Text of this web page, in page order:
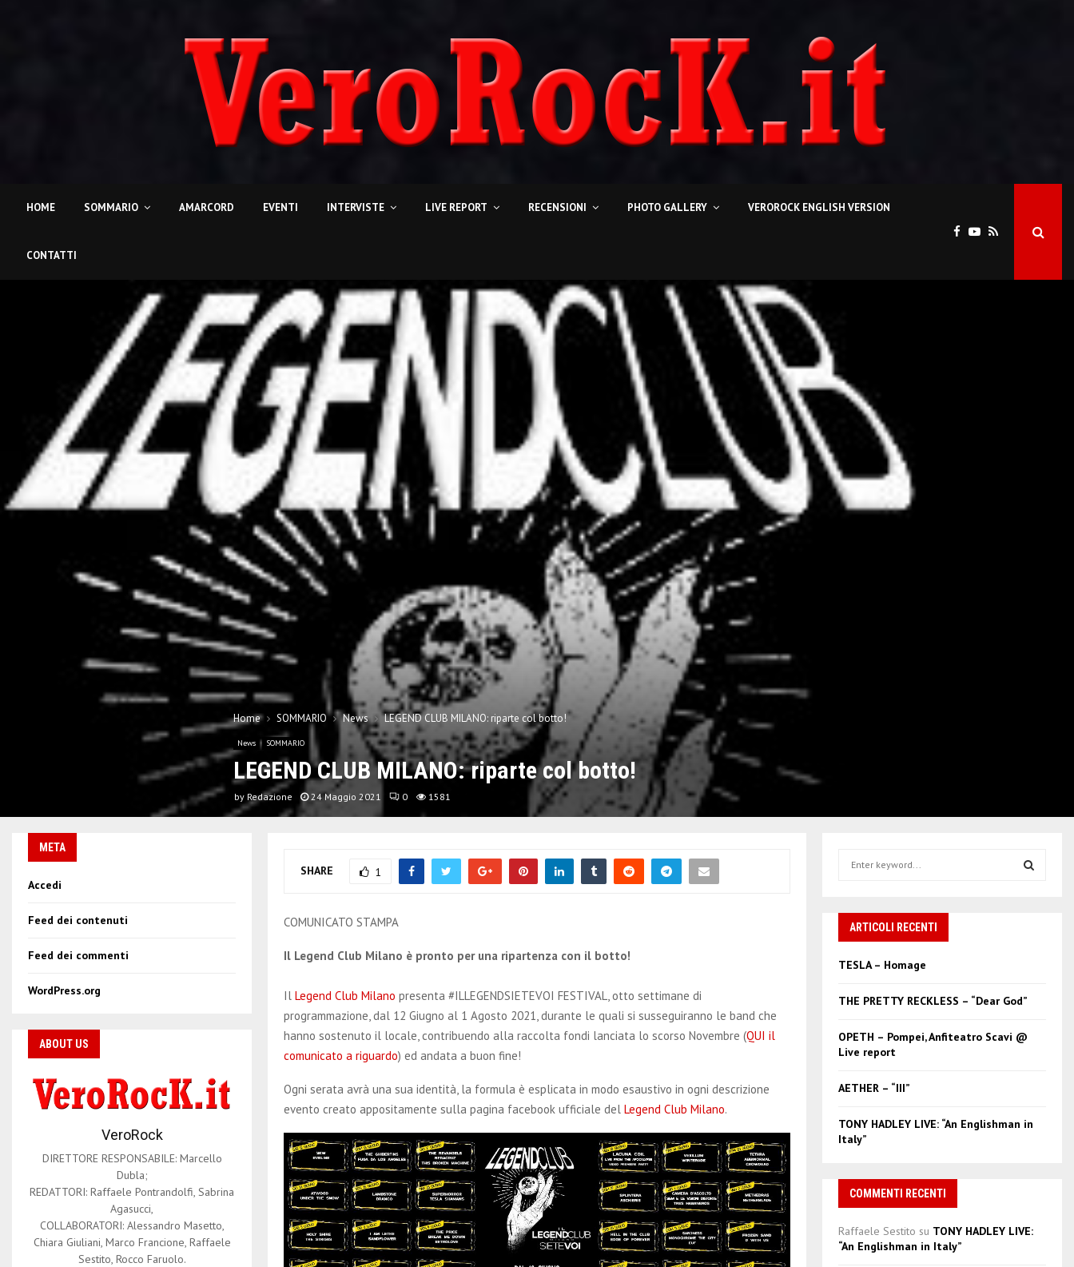
HOME SOMMARIO AMARCORD EVENTI INTERVISTE LIVE REPORT RECENSIONI PHOTO GALLERY VEROROCK ENGLISH VERSION
CONTATTI
Home SOMMARIO News LEGEND CLUB MILANO: riparte col botto!
News SOMMARIO
LEGEND CLUB MILANO: riparte col botto!
by Redazione 24 Maggio 2021 0 1581
SHARE 1
COMUNICATO STAMPA
Il Legend Club Milano è pronto per una ripartenza con il botto!
Il Legend Club Milano presenta #ILLEGENDSIETEVOI FESTIVAL, otto settimane di
programmazione, dal 12 Giugno al 1 Agosto 2021, durante le quali si susseguiranno le band che
hanno sostenuto il locale, contribuendo alla raccolta fondi lanciata lo scorso Novembre (QUI il
comunicato a riguardo) ed andata a buon fine!
Ogni serata avrà una sua identità, la formula è esplicata in modo esaustivo in ogni descrizione
evento creato appositamente sulla pagina facebook ufficiale del Legend Club Milano.
META
Accedi
Feed dei contenuti
Feed dei commenti
WordPress.org
ABOUT US
VeroRock
DIRETTORE RESPONSABILE: Marcello
Dubla;
REDATTORI: Raffaele Pontrandolfi, Sabrina
Agasucci,
COLLABORATORI: Alessandro Masetto,
Chiara Giuliani, Marco Francione, Raffaele
Sestito, Rocco Faruolo.
h
f
ARTICOLI RECENTI
TESLA – Homage
THE PRETTY RECKLESS – “Dear God”
OPETH – Pompei, Anfiteatro Scavi @
Live report
AETHER – “III”
TONY HADLEY LIVE: “An Englishman in
Italy”
COMMENTI RECENTI
Raffaele Sestito su TONY HADLEY LIVE:
“An Englishman in Italy”